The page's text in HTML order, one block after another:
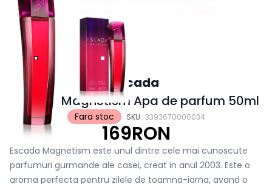
Fara stoc SKU 3393670000034
Escada
Escada Magnetism Apa de parfum 50ml
169RON
Escada Magnetism este unul dintre cele mai cunoscute
parfumuri gurmande ale casei, creat in anul 2003. Este o
aroma perfecta pentru zilele de toamna-iarna, avand o